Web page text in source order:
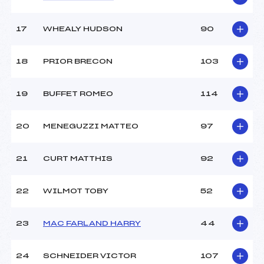
17 WHEALY HUDSON 90
18 PRIOR BRECON 103
19 BUFFET ROMEO 114
20 MENEGUZZI MATTEO 97
21 CURT MATTHIS 92
22 WILMOT TOBY 52
23 MAC FARLAND HARRY 44
24 SCHNEIDER VICTOR 107